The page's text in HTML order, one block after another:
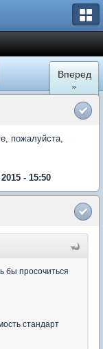
Вперед
»
пожалуйста,
- 15:50
бы просочиться
стандарт